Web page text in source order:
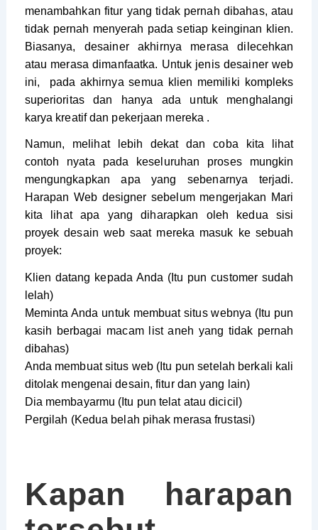
menambahkan fitur yang tidak pernah dibahas, atau
tidak pernah menyerah pada setiap keinginan klien.
Biasanya, desainer akhirnya merasa dilecehkan
atau merasa dimanfaatka. Untuk jenis desainer web
ini, pada akhirnya semua klien memiliki kompleks
superioritas dan hanya ada untuk menghalangi
karya kreatif dan pekerjaan mereka .
Namun, melihat lebih dekat dan coba kita lihat
contoh nyata pada keseluruhan proses mungkin
mengungkapkan apa yang sebenarnya terjadi.
Harapan Web designer sebelum mengerjakan Mari
kita lihat apa yang diharapkan oleh kedua sisi
proyek desain web saat mereka masuk ke sebuah
proyek:
Klien datang kepada Anda (Itu pun customer sudah
lelah)
Meminta Anda untuk membuat situs webnya (Itu pun
kasih berbagai macam list aneh yang tidak pernah
dibahas)
Anda membuat situs web (Itu pun setelah berkali kali
ditolak mengenai desain, fitur dan yang lain)
Dia membayarmu (Itu pun telat atau dicicil)
Pergilah (Kedua belah pihak merasa frustasi)
Kapan harapan